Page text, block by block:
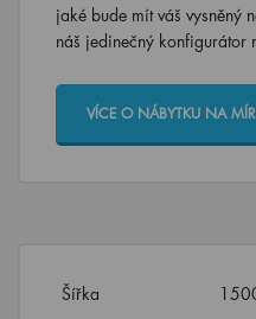
jaké bude mít váš vysněný
náš jedinečný konfigurátor
VÍCE O NÁBYTKU NA
Šířka